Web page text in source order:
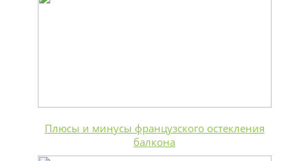
Плюсы и минусы французского остекления
балкона